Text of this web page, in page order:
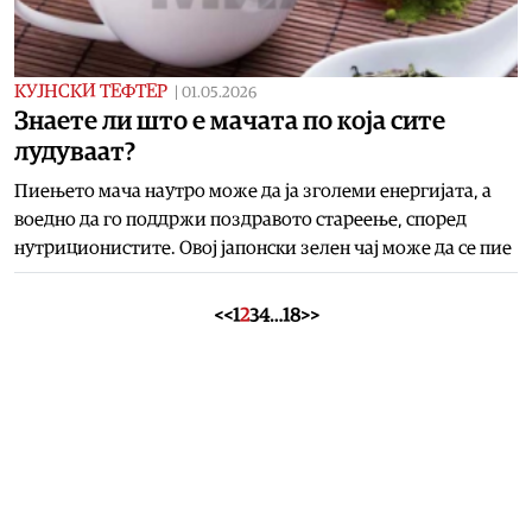
КУЈНСКИ ТЕФТЕР 01.05.2026
Знаете ли што е мачата по која сите
лудуваат?
Пиењето мача наутро може да ја зголеми енергијата, а
воедно да го поддржи поздравото стареење, според
нутриционистите. Овој јапонски зелен чај може да се пие
<<1234…18>>